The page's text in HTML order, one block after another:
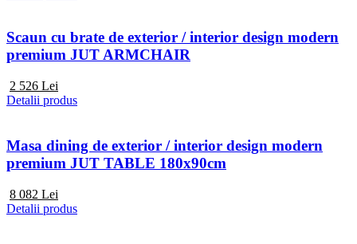
Scaun cu brate de exterior / interior design modern
premium JUT ARMCHAIR
2 526 Lei
Detalii produs
Masa dining de exterior / interior design modern
premium JUT TABLE 180x90cm
8 082 Lei
Detalii produs